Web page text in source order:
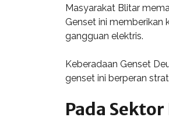
Masyarakat Blitar
Genset ini memberikan
gangguan elektris.
Keberadaan Genset
genset ini berperan
Pada